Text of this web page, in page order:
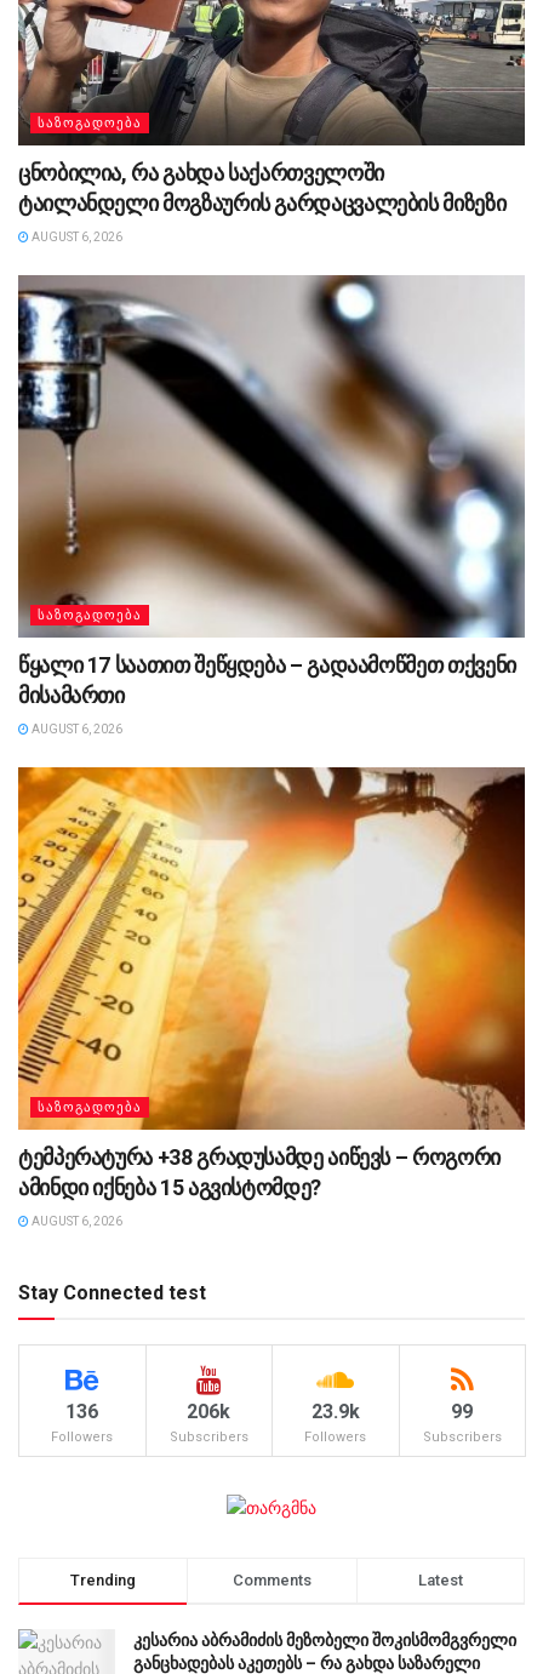
ᲡᲐᲖᲝᲒᲐᲓᲝᲔᲑᲐ
ცნობილია, რა გახდა საქართველოში
ტაილანდელი მოგზაურის გარდაცვალების მიზეზი
AUGUST 6, 2026
ᲡᲐᲖᲝᲒᲐᲓᲝᲔᲑᲐ
წყალი 17 საათით შეწყდება – გადაამოწმეთ თქვენი
მისამართი
AUGUST 6, 2026
ᲡᲐᲖᲝᲒᲐᲓᲝᲔᲑᲐ
ტემპერატურა +38 გრადუსამდე აიწევს – როგორი
ამინდი იქნება 15 აგვისტომდე?
AUGUST 6, 2026
Stay Connected test
136
Followers
206k
Subscribers
23.9k
Followers
99
Subscribers
Trending Comments Latest
კესარია აბრამიძის მეზობელი შოკისმომგვრელი
განცხადებას აკეთებს – რა გახდა საზარელი